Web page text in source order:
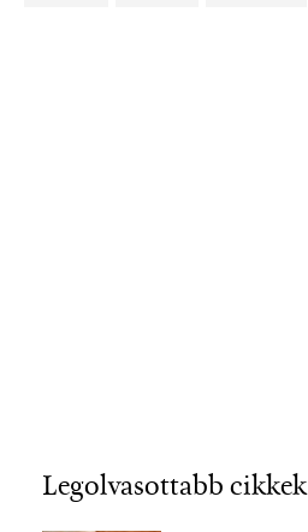
Legolvasottabb cikkek